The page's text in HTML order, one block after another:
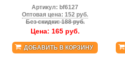
Артикул: bf6127
Оптовая цена: 152 руб.
Без скидки: 188 руб.
Цена: 165руб.
ДОБАВИТЬ В КОРЗИНУ